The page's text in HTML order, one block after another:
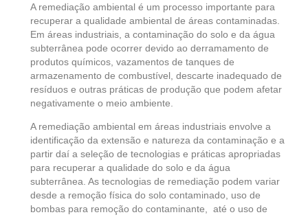
A remediação ambiental é um processo importante para
recuperar a qualidade ambiental de áreas contaminadas.
Em áreas industriais, a contaminação do solo e da água
subterrânea pode ocorrer devido ao derramamento de
produtos químicos, vazamentos de tanques de
armazenamento de combustível, descarte inadequado de
resíduos e outras práticas de produção que podem afetar
negativamente o meio ambiente.
A remediação ambiental em áreas industriais envolve a
identificação da extensão e natureza da contaminação e a
partir daí aseleção de tecnologias e práticas apropriadas
para recuperara qualidade do solo e da água
subterrânea. As tecnologias de remediação podem variar
desde a remoção física do solo contaminado, uso de
bombas para remoção do contaminante, até o uso de